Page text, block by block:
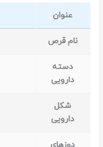
عنوان
نام قرص
دسته
دارویی
شکل
دارویی